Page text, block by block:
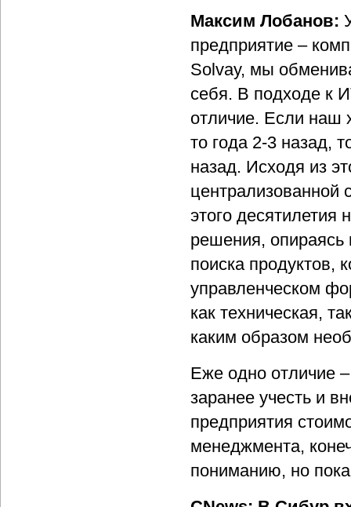
Максим Лобанов:
предприятие –
Solvay, мы
себя. В подходе к
отличие. Если наш
то года 2-3 назад,
назад. Исходя из
централизованной
этого десятилетия
решения,
поиска продуктов,
управленческом
как техническая,
каким образом
Еже одно отличие
заранее учесть и
предприятия
менеджмента,
пониманию, но пока